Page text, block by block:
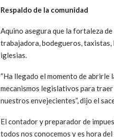
Respaldo de la comunidad
Aquino asegura que la fortaleza
trabajadora, bodegueros, taxistas,
iglesias.
“Ha llegado el momento de abrirle
mecanismos legislativos para
nuestros envejecientes”, dijo el
El contador y preparador de
todos nos conocemos y es hora